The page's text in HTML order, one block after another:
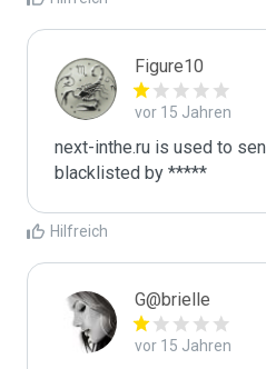
Figure10
vor 15 Jahren
next-inthe.ru is used to
blacklisted by *****
Hilfreich
G@brielle
vor 15 Jahren